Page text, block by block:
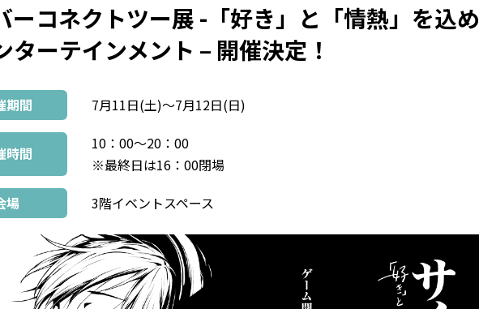
ーコネクトツー展 -「好き」と「情熱」を込め
ターテインメント – 開催決定！
期間 7月11日(土)～7月12日(日)
時間
10：00～20：00
※最終日は16：00閉場
場
3階イベントスペース